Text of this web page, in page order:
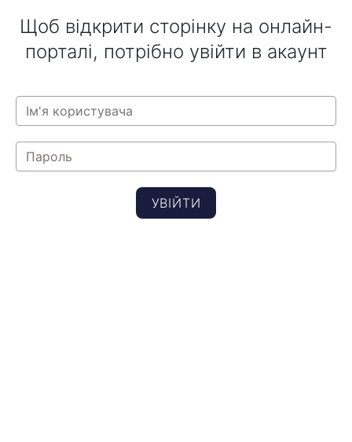
Щоб відкрити сторінку на онлайн-
порталі, потрібно увійти в акаунт